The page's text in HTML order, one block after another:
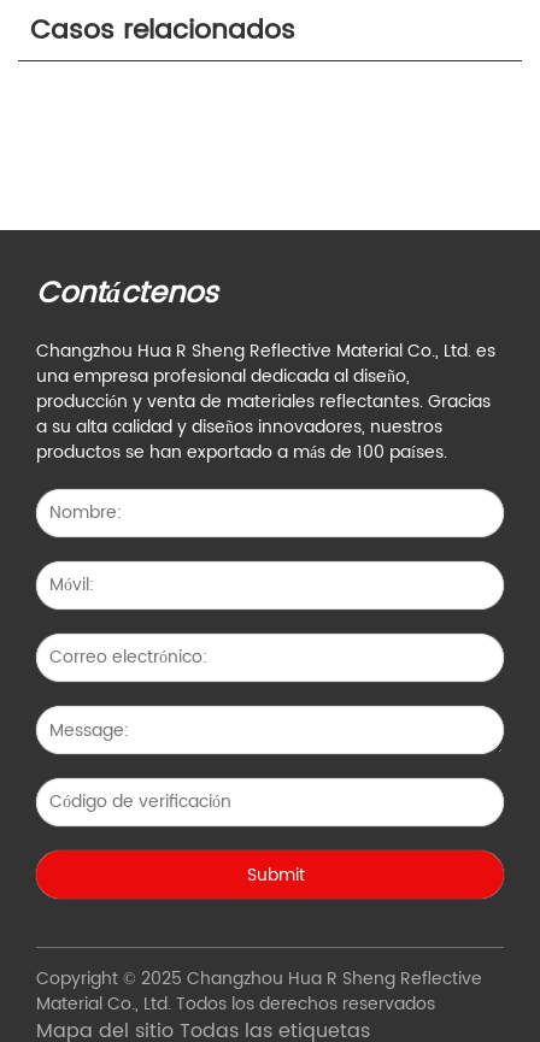
Casos relacionados
Contáctenos
Changzhou Hua R Sheng Reflective Material Co., Ltd. es
una empresa profesional dedicada al diseño,
producción y venta de materiales reflectantes. Gracias
a su alta calidad y diseños innovadores, nuestros
productos se han exportado a más de 100 países.
Copyright © 2025 Changzhou Hua R Sheng Reflective
Material Co., Ltd. Todos los derechos reservados
Mapa del sitioTodas las etiquetas